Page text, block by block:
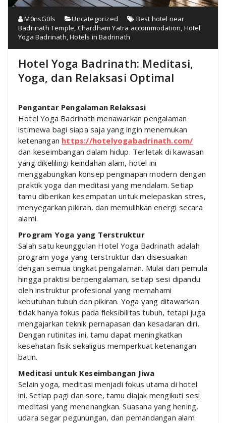
M0nsG0ls Uncategorized
Best hotel near
Badrinath Temple Chardham Yatra accommodation Hotel
Yoga Badrinath ,Hotels in Badrinath
Hotel Yoga Badrinath: Meditasi,
Yoga, dan Relaksasi Optimal
Pengantar Pengalaman Relaksasi
Hotel Yoga Badrinath menawarkan pengalaman
istimewa bagi siapa saja yang ingin menemukan
ketenangan https://hotelyogabadrinath.com/
dan keseimbangan dalam hidup. Terletak di kawasan
yang dikelilingi keindahan alam, hotel ini
menggabungkan konsep penginapan modern dengan
praktik yoga dan meditasi yang mendalam. Setiap
tamu diberikan kesempatan untuk melepaskan stres,
menyegarkan pikiran, dan memulihkan energi secara
alami.
Program Yoga yang Terstruktur
Salah satu keunggulan Hotel Yoga Badrinath adalah
program yoga yang terstruktur dan disesuaikan
dengan semua tingkat pengalaman. Mulai dari pemula
hingga praktisi berpengalaman, setiap sesi dipandu
oleh instruktur profesional yang memahami
kebutuhan tubuh dan pikiran. Yoga yang ditawarkan
tidak hanya fokus pada fleksibilitas tubuh, tetapi juga
mengajarkan teknik pernapasan dan kesadaran diri.
Dengan rutinitas ini, tamu dapat meningkatkan
kesehatan fisik sekaligus memperkuat ketenangan
batin.
Meditasi untuk Keseimbangan Jiwa
Selain yoga, meditasi menjadi fokus utama di hotel
ini. Setiap pagi dan sore, tamu diajak mengikuti sesi
meditasi yang menenangkan. Suasana yang hening,
udara segar pegunungan, dan pemandangan alam